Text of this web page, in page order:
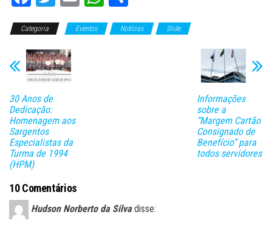
ce
bo
ok
wi
tt
er
m
ail
ha
ts
o
m
Categoria Eventos Notícias Slide
30 Anos de
Dedicação:
Homenagem aos
Sargentos
Especialistas da
Turma de 1994
(HPM)
Informações
sobre a
“Margem Cartão
Consignado de
Benefício” para
todos servidores
10 Comentários
Hudson Norberto da Silva disse: